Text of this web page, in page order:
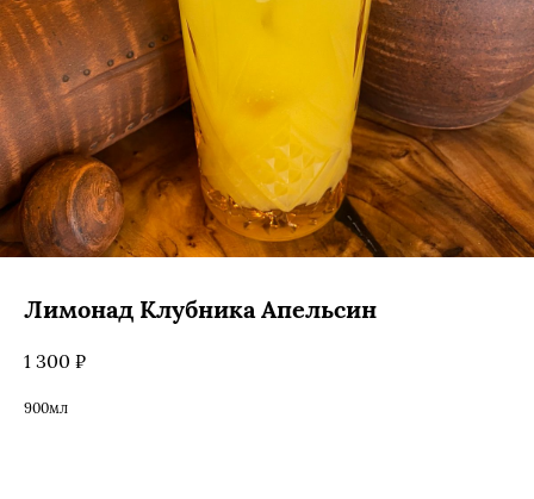
Лимонад Клубника Апельсин
1 300 ₽
900мл